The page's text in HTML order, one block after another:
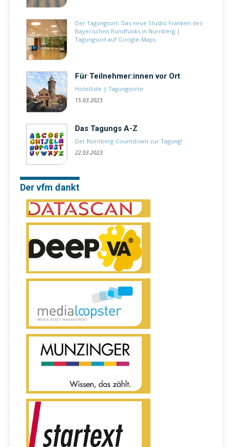
Der Tagungsort: Das neue Studio Franken des
Bayerischen Rundfunks in Nürnberg |
Tagungsort auf Google-Maps
Für Teilnehmer:innen vor Ort
Hotelliste | Tagungsorte
15.03.2023
Das Tagungs A-Z
Der Nürnberg-Countdown zur Tagung!
22.03.2023
Der vfm dankt